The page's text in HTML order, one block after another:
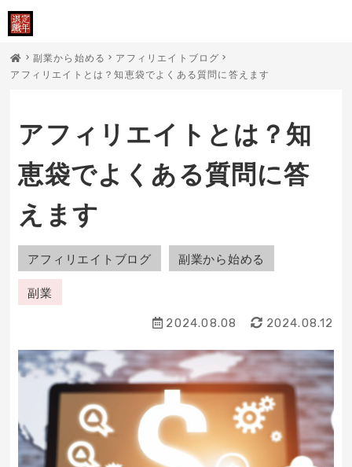
副業から始める
アフィリエイトブログ
アフィリエイトとは？知恵袋でよくある質問に答えます
アフィリエイトとは？知
恵袋でよくある質問に答
えます
アフィリエイトブログ 副業から始める
副業
2024.08.08 2024.08.12